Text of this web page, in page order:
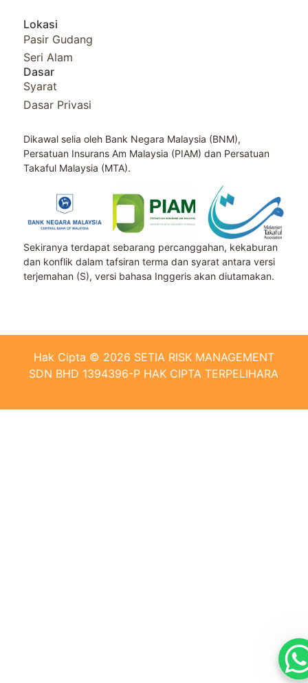
Lokasi
Pasir Gudang
Seri Alam
Dasar
Syarat
Dasar Privasi
Dikawal selia oleh Bank Negara Malaysia (BNM),
Persatuan Insurans Am Malaysia (PIAM) dan Persatuan
Takaful Malaysia (MTA).
Sekiranya terdapat sebarang percanggahan, kekaburan
dan konflik dalam tafsiran terma dan syarat antara versi
terjemahan (S), versi bahasa Inggeris akan diutamakan.
Hak Cipta © 2026 SETIA RISK MANAGEMENT
SDN BHD 1394396-P HAK CIPTA TERPELIHARA